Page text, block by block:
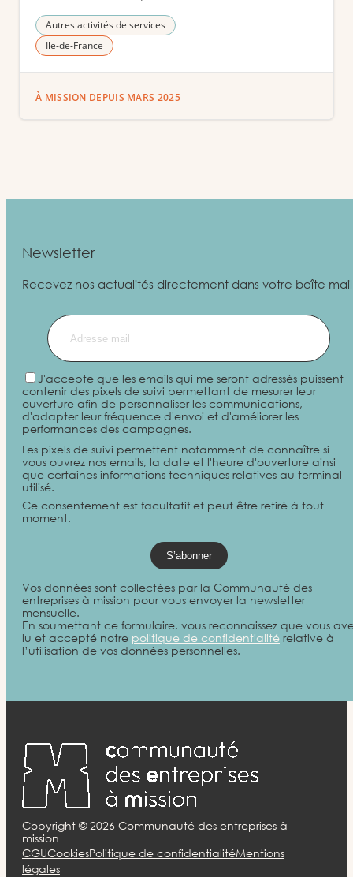
Autres activités de services
Ile-de-France
À MISSION DEPUIS MARS 2025
Newsletter
Recevez nos actualités directement dans votre boîte mail
J'accepte que les emails qui me seront adressés puissent
contenir des pixels de suivi permettant de mesurer leur
ouverture afin de personnaliser les communications,
d'adapter leur fréquence d'envoi et d'améliorer les
performances des campagnes.
Les pixels de suivi permettent notamment de connaître si
vous ouvrez nos emails, la date et l'heure d'ouverture ainsi
que certaines informations techniques relatives au terminal
utilisé.
Ce consentement est facultatif et peut être retiré à tout
moment.
Vos données sont collectées par la Communauté des
entreprises à mission pour vous envoyer la newsletter
mensuelle.
En soumettant ce formulaire, vous reconnaissez que vous
lu et accepté notre politique de confidentialité relative à
l’utilisation de vos données personnelles.
Copyright ©2026 Communauté des entreprises à
mission
CGUCookiesPolitique de confidentialitéMentions
légales